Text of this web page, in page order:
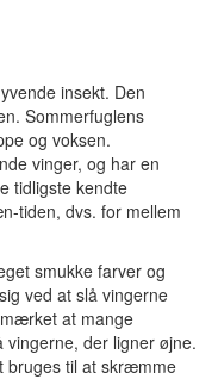
insekt. Den
Sommerfuglens
og voksen.
vinger, og har en
tidligste kendte
tiden, dvs. for mellem
smukke farver og
ved at slå vingerne
at mange
der ligner øjne.
bruges til at skræmme